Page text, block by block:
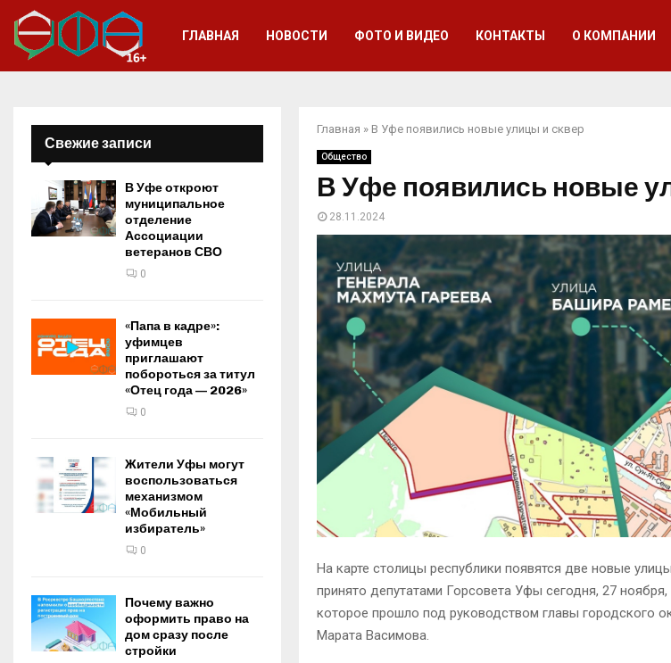
ГЛАВНАЯ НОВОСТИ ФОТО И ВИДЕО КОНТАКТЫ О КОМПАНИИ
Главная » В Уфе появились новые улицы и сквер
Общество
В Уфе появились новые
28.11.2024
На карте столицы республики появятся две новые
принято депутатами Горсовета Уфы сегодня, 27
которое прошло под руководством главы городского
Марата Васимова.
Свежие записи
В Уфе откроют
муниципальное
отделение
Ассоциации
ветеранов СВО
0
«Папа в кадре»:
уфимцев
приглашают
побороться за титул
«Отец года — 2026»
0
Жители Уфы могут
воспользоваться
механизмом
«Мобильный
избиратель»
0
Почему важно
оформить право на
дом сразу после
стройки